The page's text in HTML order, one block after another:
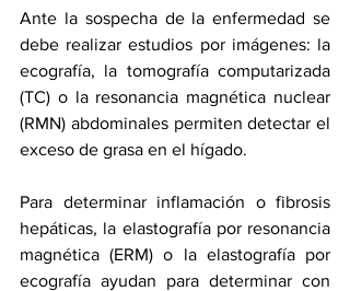
Ante la sospecha de la enfermedad se
debe realizar estudios por imágenes: la
ecografía, la tomografía computarizada
(TC) o la resonancia magnética nuclear
(RMN) abdominales permiten detectar el
exceso de grasa en el hígado.
Para determinar inflamación o fibrosis
hepáticas, la elastografía por resonancia
magnética (ERM) o la elastografía por
ecografía ayudan para determinar con